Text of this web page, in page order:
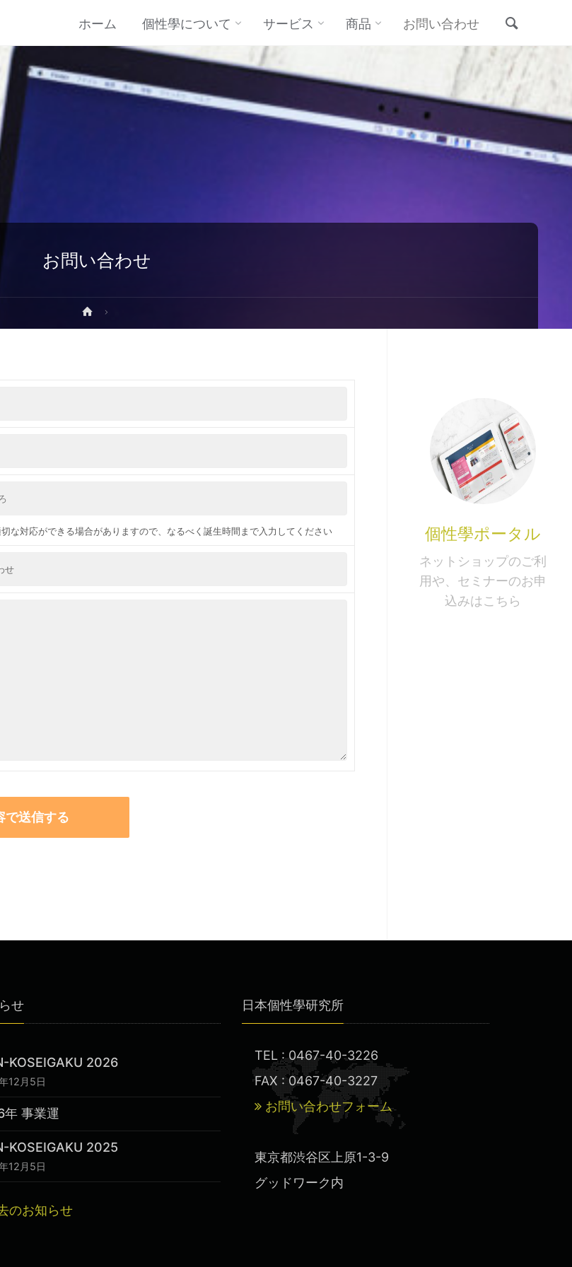
コ
ホーム 個性學について サービス 商品 お問い合わせ
お問い合わせ
ホ
ー
な対応ができる場合がありますので、なるべく誕生時間まで入力してください 個性學ポータル
ネットショップのご利
用や、セミナーのお申
込みはこちら
せ
KOSEIGAKU 2026
12月5日
事業運
KOSEIGAKU 2025
12月5日
のお知らせ
日本個性學研究所
TEL : 0467-40-3226
FAX : 0467-40-3227
お問い合わせフォーム
東京都渋谷区上原1-3-9
グッドワーク内